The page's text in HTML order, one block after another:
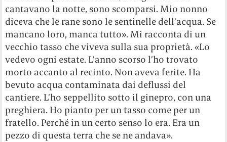
cantavano la notte, sono scomparsi. Mio nonno
diceva che le rane sono le sentinelle dell’acqua. Se
mancano loro, manca tutto». Mi racconta di un
vecchio tasso che viveva sulla sua proprietà. «Lo
vedevo ogni estate. L’anno scorso l’ho trovato
morto accanto al recinto. Non aveva ferite. Ha
bevuto acqua contaminata dai deflussi del
cantiere. L’ho seppellito sotto il ginepro, con una
preghiera. Ho pianto per un tasso come per un
fratello. Perché in un certo senso lo era. Era un
pezzo di questa terra che se ne andava».